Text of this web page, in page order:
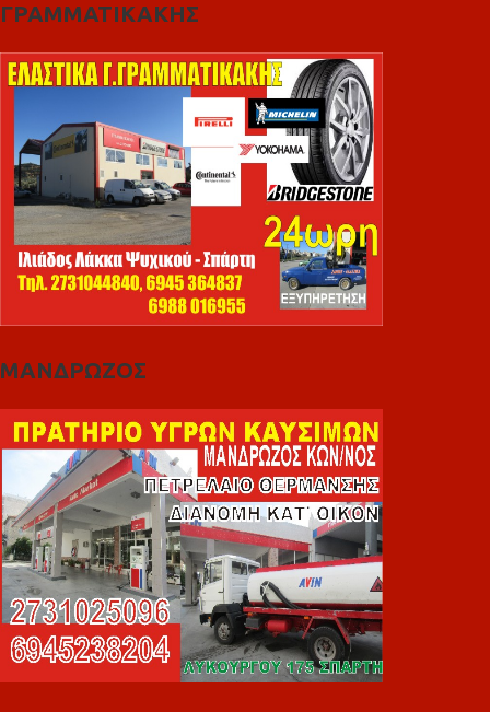
ΓΡΑΜΜΑΤΙΚΑΚΗΣ
ΜΑΝΔΡΩΖΟΣ